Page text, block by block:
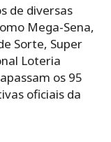
de diversas
Mega-Sena,
Sorte, Super
Loteria
os 95
oficiais da